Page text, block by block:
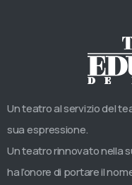
Un teatro al servizio del
sua espressione.
Un teatro rinnovato nella
ha l’onore di portare il